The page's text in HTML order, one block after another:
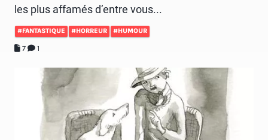
les plus affamés d’entre vous...
#FANTASTIQUE #HORREUR #HUMOUR
7 1